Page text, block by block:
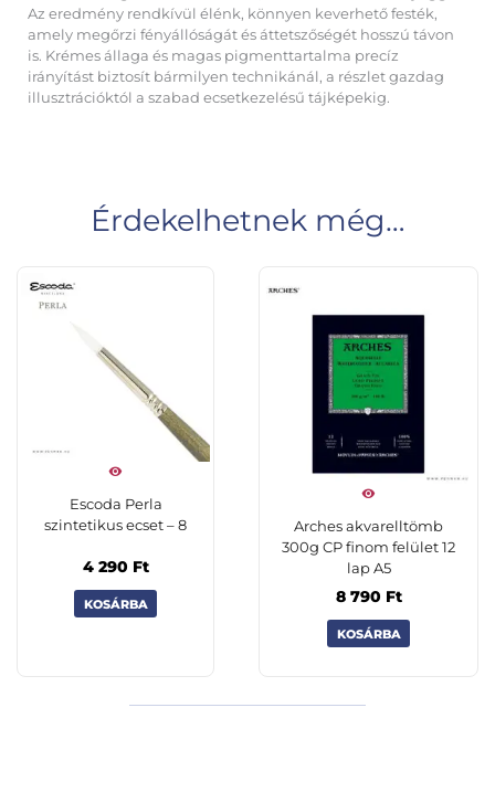
Az eredmény rendkívül élénk, könnyen keverhető festék,
amely megőrzi fényállóságát és áttetszőségét hosszú távon
is. Krémes állaga és magas pigmenttartalma precíz
irányítást biztosít bármilyen technikánál, a részlet gazdag
illusztrációktól a szabad ecsetkezelésű tájképekig.
Érdekelhetnek még…
Escoda Perla
szintetikus ecset – 8
4 290 Ft
KOSÁRBA
Arches akvarelltömb
300g CP finom felület 12
lap A5
8 790 Ft
KOSÁRBA